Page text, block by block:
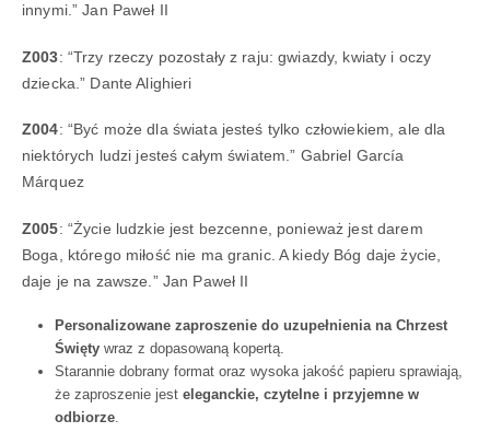
innymi.” Jan Paweł II
Z003: “Trzy rzeczy pozostały z raju: gwiazdy, kwiaty i oczy
dziecka.” Dante Alighieri
Z004: “Być może dla świata jesteś tylko człowiekiem, ale dla
niektórych ludzi jesteś całym światem.” Gabriel García
Márquez
Z005: “Życie ludzkie jest bezcenne, ponieważ jest darem
Boga, którego miłość nie ma granic. A kiedy Bóg daje życie,
daje je na zawsze.” Jan Paweł II
Personalizowane zaproszenie do uzupełnienia na Chrzest
Świętywraz z dopasowaną kopertą.
Starannie dobrany format oraz wysoka jakość papieru sprawiają,
że zaproszenie jest eleganckie, czytelne i przyjemne w
odbiorze.